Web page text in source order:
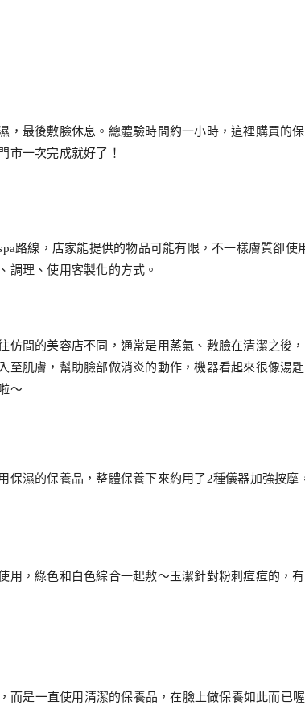
，最後敷臉休息。總體驗時間約一小時，這裡購買的
市一次完成就好了！
路線，店家能提供的物品可能有限，不一樣膚質卻使
調理、使用客製化的方式。
仿間的美容店不同，通常是用蒸氣、敷臉在清潔之後
肌膚，幫助臉部做消炎的動作，機器看起來很像湯匙
～
濕的保養品，整體保養下來約用了2種儀器加強按摩
用，綠色和白色綜合一起敷～玉潔針對粉刺痘痘的，
是一直使用清潔的保養品，在臉上做保養如此而已喔